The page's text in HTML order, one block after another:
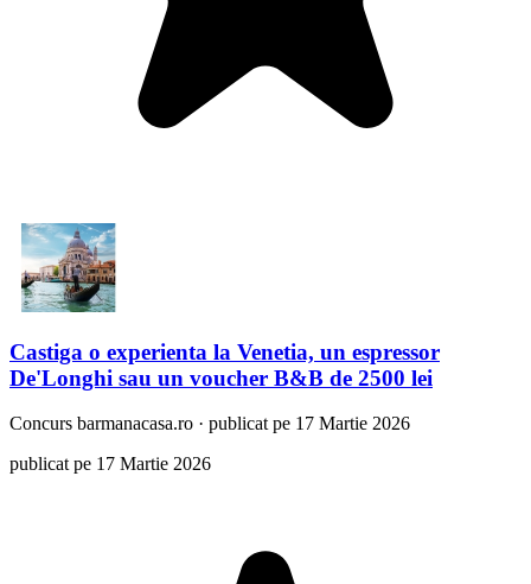
Castiga o experienta la Venetia, un espressor
De'Longhi sau un voucher B&B de 2500 lei
Concurs barmanacasa.ro · publicat pe 17 Martie 2026
publicat pe 17 Martie 2026